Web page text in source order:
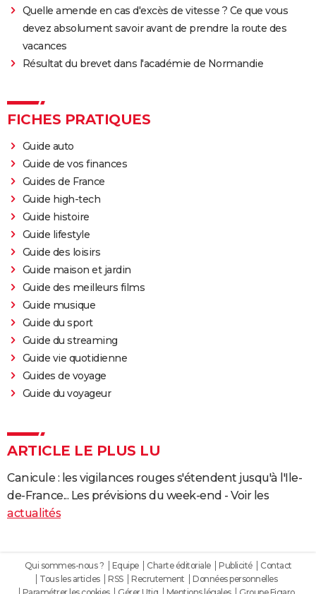
Quelle amende en cas d'excès de vitesse ? Ce que vous
devez absolument savoir avant de prendre la route des
vacances
Résultat du brevet dans l'académie de Normandie
FICHES PRATIQUES
Guide auto
Guide de vos finances
Guides de France
Guide high-tech
Guide histoire
Guide lifestyle
Guide des loisirs
Guide maison et jardin
Guide des meilleurs films
Guide musique
Guide du sport
Guide du streaming
Guide vie quotidienne
Guides de voyage
Guide du voyageur
ARTICLE LE PLUS LU
Canicule : les vigilances rouges s'étendent jusqu'à l'Ile-
de-France... Les prévisions du week-end - Voir les
actualités
Qui sommes-nous ? Equipe Charte éditoriale Publicité
Contact
Tous les articles
RSS Recrutement
Données personnelles